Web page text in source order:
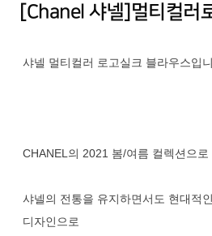
[Chanel 샤넬]멀티컬러
샤넬 멀티컬러 로고실크 블라우스입
CHANEL의 2021 봄/여름 컬렉션으로
샤넬의 전통을 유지하면서도 현대적
디자인으로